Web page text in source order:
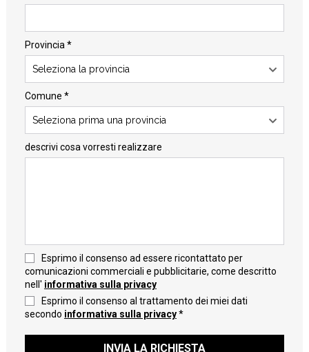
Provincia *
Seleziona la provincia
Comune *
Seleziona prima una provincia
descrivi cosa vorresti realizzare
Esprimo il consenso ad essere ricontattato per
comunicazioni commerciali e pubblicitarie, come descritto
nell' informativa sulla privacy
Esprimo il consenso al trattamento dei miei dati
secondo informativa sulla privacy*
INVIA LA RICHIESTA